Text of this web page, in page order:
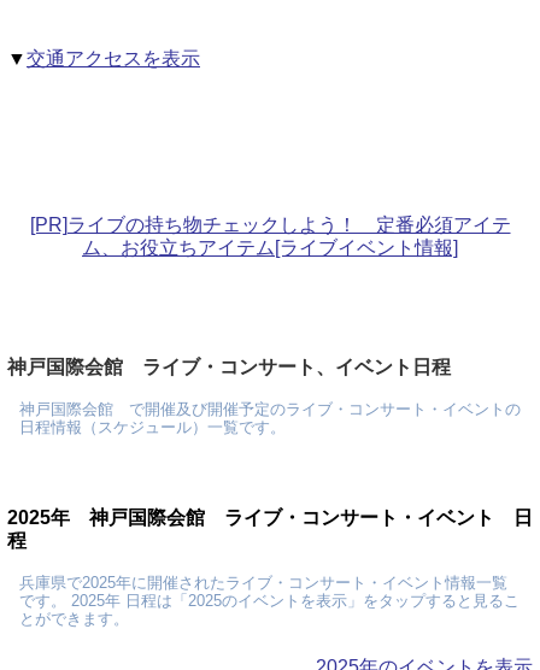
▼交通アクセスを表示
[PR]ライブの持ち物チェックしよう！ 定番必須アイテ
ム、お役立ちアイテム[ライブイベント情報]
神戸国際会館 ライブ・コンサート、イベント日程
神戸国際会館 で開催及び開催予定のライブ・コンサート・イベントの
日程情報（スケジュール）一覧です。
2025年 神戸国際会館 ライブ・コンサート・イベント 日
程
兵庫県で2025年に開催されたライブ・コンサート・イベント情報一覧
です。 2025年 日程は「2025のイベントを表示」をタップすると見るこ
とができます。